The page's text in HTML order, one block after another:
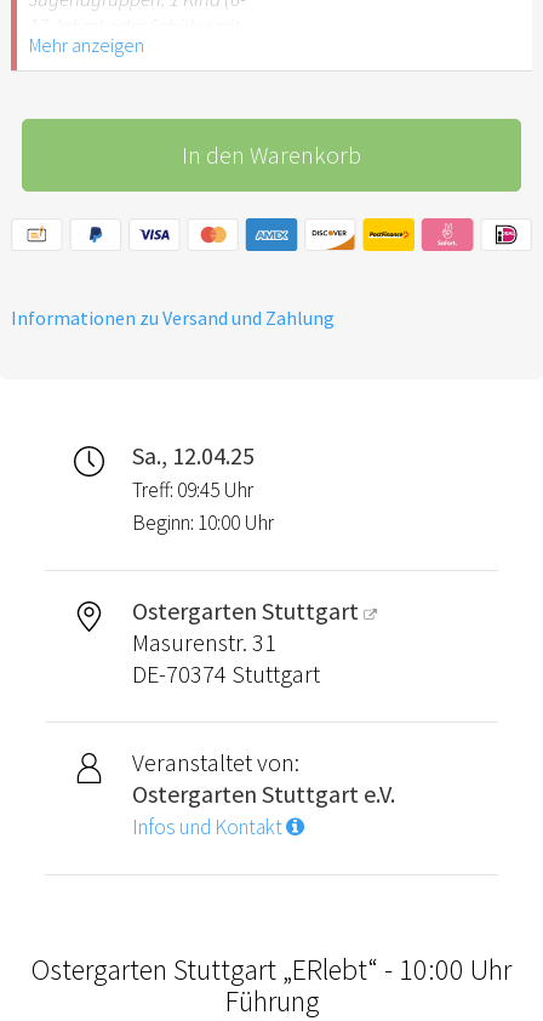
empfehlenswert.
Schülerausweis.
empfehlenswert.
Mehr anzeigen
In den Warenkorb
Informationen zu Versand und Zahlung
Sa., 12.04.25
Treff: 09:45 Uhr
Beginn: 10:00 Uhr
Ostergarten Stuttgart
Masurenstr. 31
DE-70374 Stuttgart
Veranstaltet von:
Ostergarten Stuttgart e.V.
Infos und Kontakt
Ostergarten Stuttgart „ERlebt“ - 10:00 Uhr
Führung